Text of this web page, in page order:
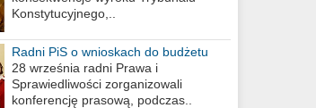
Konstytucyjnego,..
Radni PiS o wnioskach do budżetu
miasta na 2021 rok
28 września radni Prawa i
Sprawiedliwości zorganizowali
konferencję prasową, podczas..